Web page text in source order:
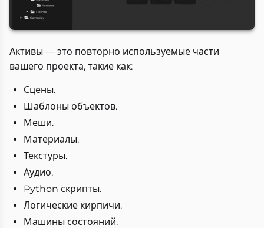
Активы — это повторно используемые части
вашего проекта, такие как:
Сцены.
Шаблоны объектов.
Меши.
Материалы.
Текстуры.
Аудио.
Python скрипты.
Логические кирпичи.
Машины состояний.